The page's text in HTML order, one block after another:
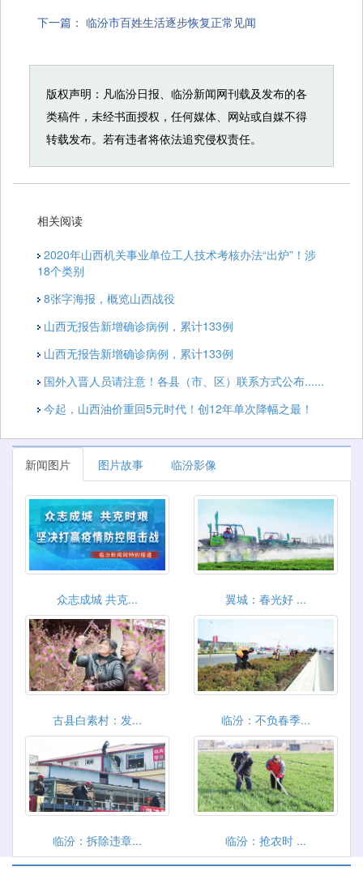
下一篇： 临汾市百姓生活逐步恢复正常见闻
版权声明：凡临汾日报、临汾新闻网刊载及发布的各
类稿件，未经书面授权，任何媒体、网站或自媒不得
转载发布。若有违者将依法追究侵权责任。
相关阅读
2020年山西机关事业单位工人技术考核办法“出炉”！涉
18个类别
8张字海报，概览山西战役
山西无报告新增确诊病例，累计133例
山西无报告新增确诊病例，累计133例
国外入晋人员请注意！各县（市、区）联系方式公布......
今起，山西油价重回5元时代！创12年单次降幅之最！
新闻图片 图片故事 临汾影像
众志成城 共克... 翼城：春光好 ...
古县白素村：发... 临汾：不负春季...
临汾：拆除违章... 临汾：抢农时 ...